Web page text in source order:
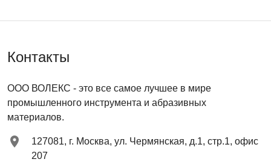
Контакты
ООО ВОЛЕКС - это все самое лучшее в мире
промышленного инструмента и абразивных
материалов.
127081, г. Москва, ул. Чермянская, д.1, стр.1, офис
207